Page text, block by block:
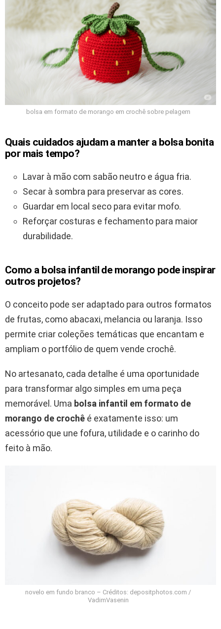
bolsa em formato de morango em crochê sobre pelagem
Quais cuidados ajudam a manter a bolsa bonita
por mais tempo?
Lavar à mão com sabão neutro e água fria.
Secar à sombra para preservar as cores.
Guardar em local seco para evitar mofo.
Reforçar costuras e fechamento para maior
durabilidade.
Como a bolsa infantil de morango pode inspirar
outros projetos?
O conceito pode ser adaptado para outros formatos
de frutas, como abacaxi, melancia ou laranja. Isso
permite criar coleções temáticas que encantam e
ampliam o portfólio de quem vende crochê.
No artesanato, cada detalhe é uma oportunidade
para transformar algo simples em uma peça
memorável. Uma bolsa infantil em formato de
morango de crochê é exatamente isso: um
acessório que une fofura, utilidade e o carinho do
feito à mão.
novelo em fundo branco – Créditos: depositphotos.com /
VadimVasenin